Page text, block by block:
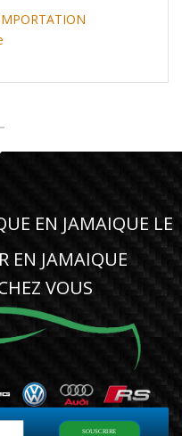
EN JAMAIQUE LE
EN JAMAIQUE
VOUS
SOUSCRIRE